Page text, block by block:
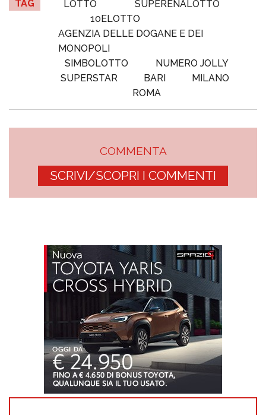
TAG LOTTO
SUPERENALOTTO
10ELOTTO
AGENZIA DELLE DOGANE E DEI
MONOPOLI
SIMBOLOTTO
NUMERO JOLLY
SUPERSTAR
BARI
MILANO
ROMA
COMMENTA
SCRIVI/SCOPRI I COMMENTI